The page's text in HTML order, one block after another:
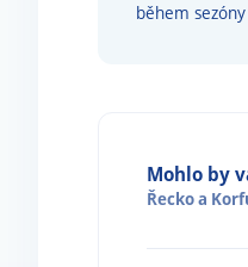
během
Mohlo by
Řeckoa